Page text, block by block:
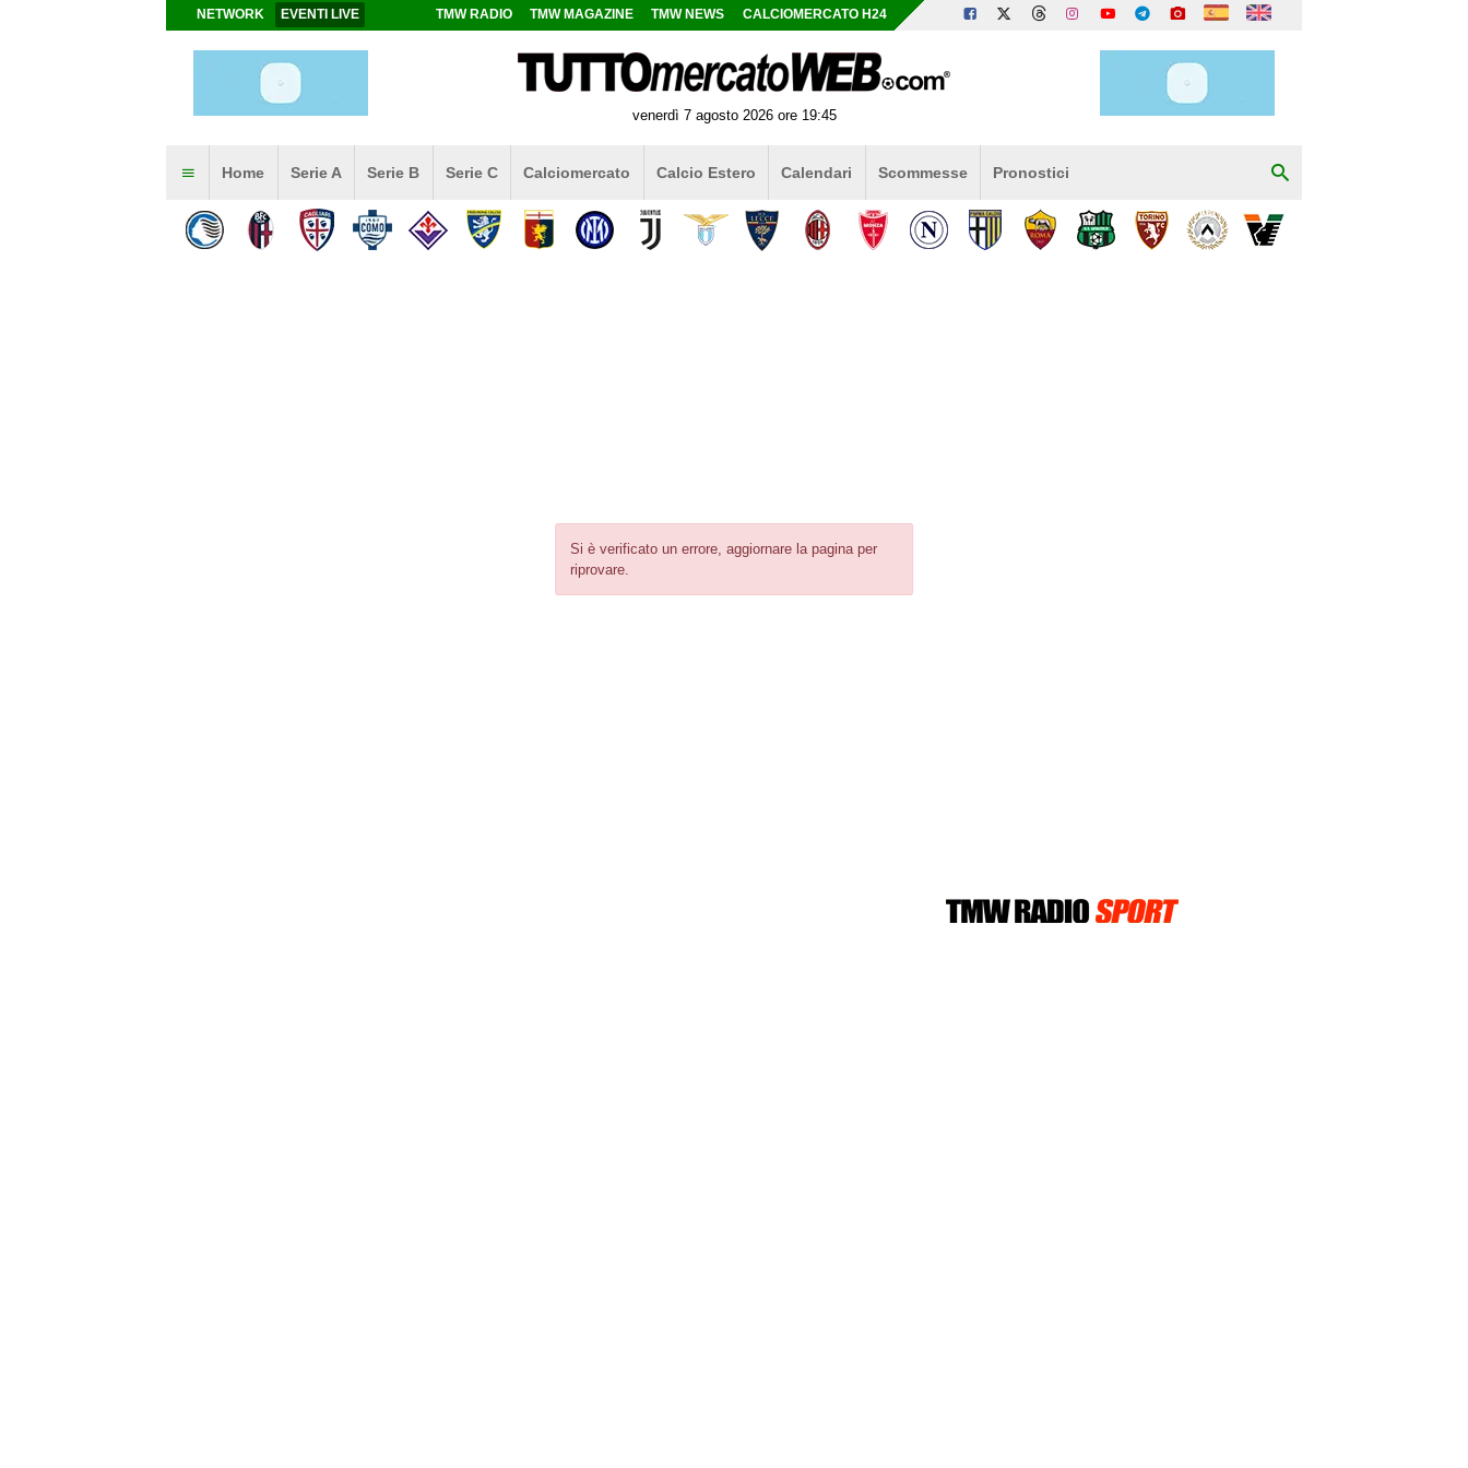
Si è verificato un errore, aggiornare la pagina per
riprovare.
NETWORK EVENTI LIVE TMW RADIO TMW MAGAZINE TMW NEWS CALCIOMERCATO H24
venerdì 7 agosto 2026 ore 19:45
Home Serie A Serie B Serie C Calciomercato Calcio Estero Calendari Scommesse Pronostici